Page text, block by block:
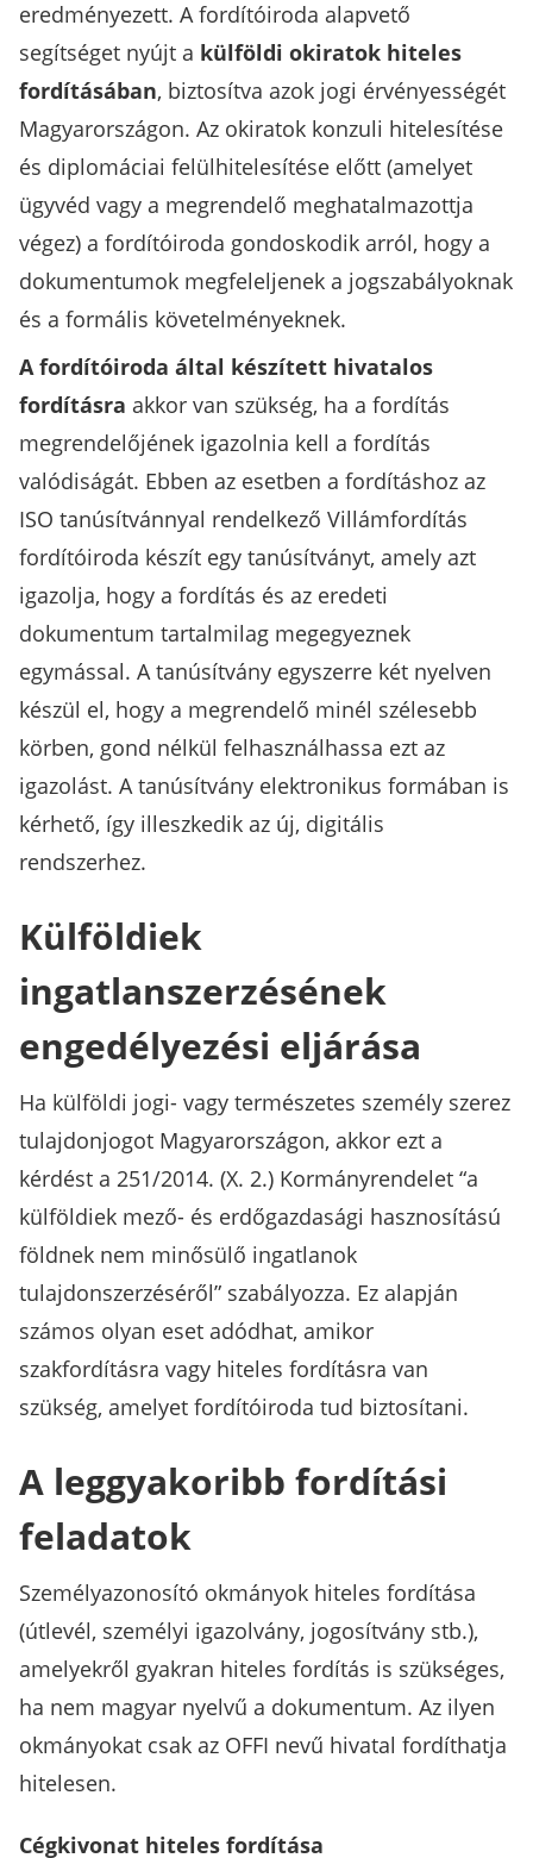
eredményezett. A fordítóiroda alapvető
segítséget nyújt a külföldi okiratok hiteles
fordításában, biztosítva azok jogi érvényességét
Magyarországon. Az okiratok konzuli hitelesítése
és diplomáciai felülhitelesítése előtt (amelyet
ügyvéd vagy a megrendelő meghatalmazottja
végez) a fordítóiroda gondoskodik arról, hogy a
dokumentumok megfeleljenek a jogszabályoknak
és a formális követelményeknek.
A fordítóiroda által készített hivatalos
fordításra akkor van szükség, ha a fordítás
megrendelőjének igazolnia kell a fordítás
valódiságát. Ebben az esetben a fordításhoz az
ISO tanúsítvánnyal rendelkező Villámfordítás
fordítóiroda készít egy tanúsítványt, amely azt
igazolja, hogy a fordítás és az eredeti
dokumentum tartalmilag megegyeznek
egymással. A tanúsítvány egyszerre két nyelven
készül el, hogy a megrendelő minél szélesebb
körben, gond nélkül felhasználhassa ezt az
igazolást. A tanúsítvány elektronikus formában is
kérhető, így illeszkedik az új, digitális
rendszerhez.
Külföldiek
ingatlanszerzésének
engedélyezési eljárása
Ha külföldi jogi- vagy természetes személy szerez
tulajdonjogot Magyarországon, akkor ezt a
kérdést a 251/2014. (X. 2.) Kormányrendelet “a
külföldiek mező- és erdőgazdasági hasznosítású
földnek nem minősülő ingatlanok
tulajdonszerzéséről” szabályozza. Ez alapján
számos olyan eset adódhat, amikor
szakfordításra vagy hiteles fordításra van
szükség, amelyet fordítóiroda tud biztosítani.
A leggyakoribb fordítási
feladatok
Személyazonosító okmányok hiteles fordítása
(útlevél, személyi igazolvány, jogosítvány stb.),
amelyekről gyakran hiteles fordítás is szükséges,
ha nem magyar nyelvű a dokumentum. Az ilyen
okmányokat csak az OFFI nevű hivatal fordíthatja
hitelesen.
Cégkivonat hiteles fordítása